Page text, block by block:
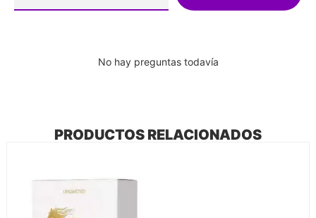
No hay preguntas todavía
PRODUCTOS RELACIONADOS